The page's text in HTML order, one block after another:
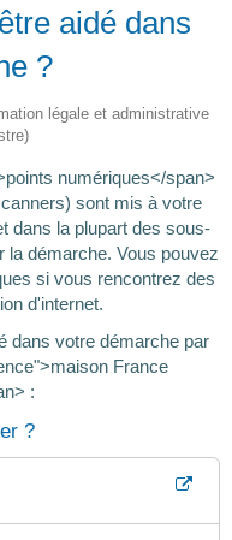
aidé dans
?
légale et administrative
numériques</span>
sont mis à votre
dans la plupart des sous-
la démarche. Vous pouvez
si vous rencontrez des
d'internet.
dans votre démarche par
France
:
?